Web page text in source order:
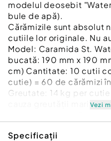
modelul deosebit
bule de apă).
Cărămizile sunt absolut
cutiile lor originale. Nu
Model: Caramida St.
bucată: 190 mm x 190
cm) Cantitate: 10 cutii
cutie) = 60 de cărămizi
Greutate: 14 kg per
cauza greutății mari Vezi
Specificații